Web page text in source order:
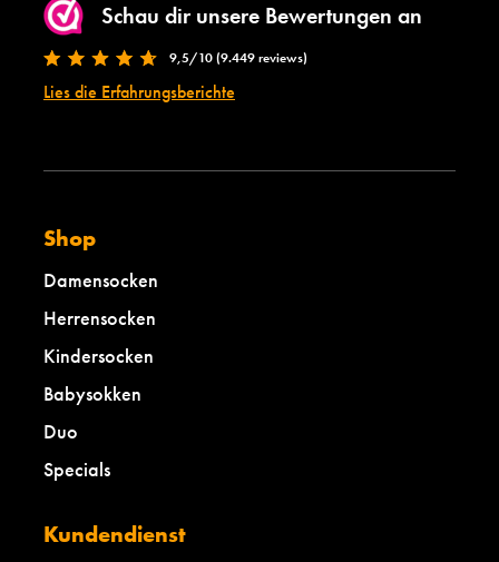
Schau dir unsere Bewertungen an
9,5/10 (9.449 reviews)
Lies die Erfahrungsberichte
Shop
Damensocken
Herrensocken
Kindersocken
Babysokken
Duo
Specials
Kundendienst